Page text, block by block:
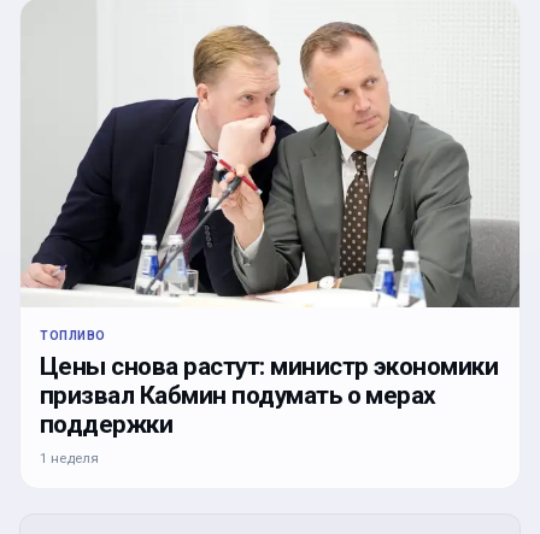
ТОПЛИВО
Цены снова растут: министр экономики
призвал Кабмин подумать о мерах
поддержки
1 неделя